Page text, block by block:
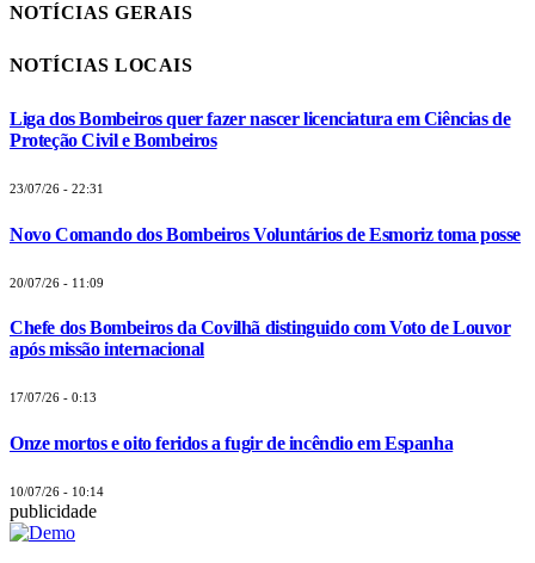
NOTÍCIAS GERAIS
NOTÍCIAS LOCAIS
Liga dos Bombeiros quer fazer nascer licenciatura em Ciências de
Proteção Civil e Bombeiros
23/07/26 - 22:31
Novo Comando dos Bombeiros Voluntários de Esmoriz toma posse
20/07/26 - 11:09
Chefe dos Bombeiros da Covilhã distinguido com Voto de Louvor
após missão internacional
17/07/26 - 0:13
Onze mortos e oito feridos a fugir de incêndio em Espanha
10/07/26 - 10:14
publicidade